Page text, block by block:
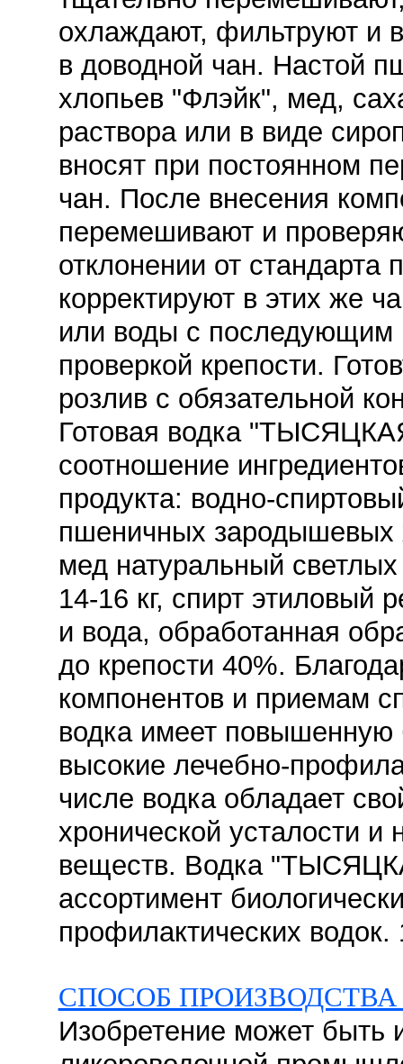
охлаждают, фильтруют и
в доводной чан. Настой
хлопьев "Флэйк", мед,
раствора или в виде
вносят при постоянном
чан. После внесения
перемешивают и
отклонении от стандарта
корректируют в этих же
или воды с
проверкой крепости.
розлив с обязательной
Готовая водка
соотношение
продукта: водно-
пшеничных зародышевых
мед натуральный светлых
14-16 кг, спирт этиловый
и вода, обработанная
до крепости 40%.
компонентов и приемам
водка имеет повышенную
высокие лечебно-
числе водка обладает
хронической усталости и
веществ. Водка
ассортимент
профилактических водок.
СПОСОБ
Изобретение может быть